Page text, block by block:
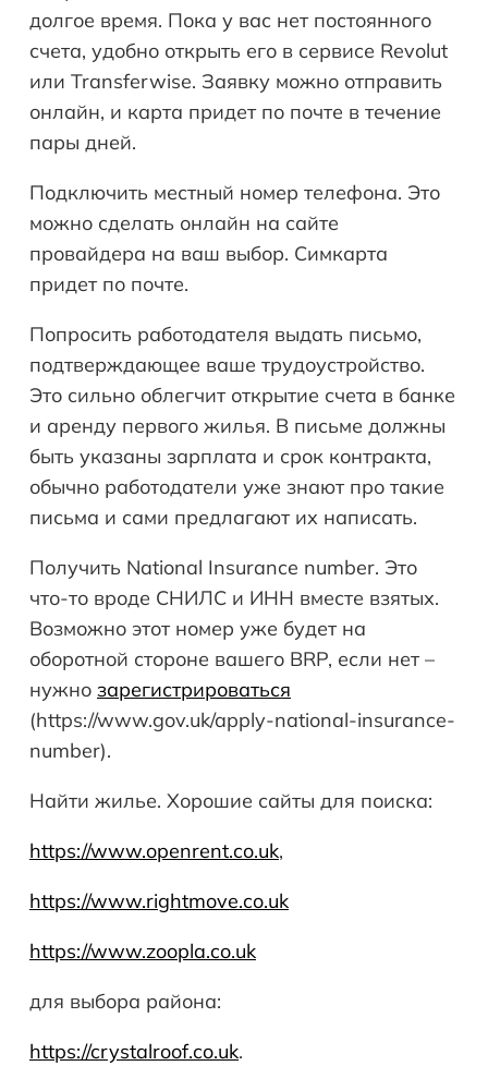
долгое время. Пока у вас нет постоянного
счета, удобно открыть его в сервисе Revolut
или Transferwise. Заявку можно отправить
онлайн, и карта придет по почте в течение
пары дней.
Подключить местный номер телефона. Это
можно сделать онлайн на сайте
провайдера на ваш выбор. Симкарта
придет по почте.
Попросить работодателя выдать письмо,
подтверждающее ваше трудоустройство.
Это сильно облегчит открытие счета в банке
и аренду первого жилья. В письме должны
быть указаны зарплата и срок контракта,
обычно работодатели уже знают про такие
письма и сами предлагают их написать.
Получить National Insurance number. Это
что-то вроде СНИЛС и ИНН вместе взятых.
Возможно этот номер уже будет на
оборотной стороне вашего BRP, если нет –
нужно зарегистрироваться
(https://www.gov.uk/apply-national-insurance-
number).
Найти жилье. Хорошие сайты для поиска:
https://www.openrent.co.uk,
https://www.rightmove.co.uk
https://www.zoopla.co.uk
для выбора района:
https://crystalroof.co.uk.